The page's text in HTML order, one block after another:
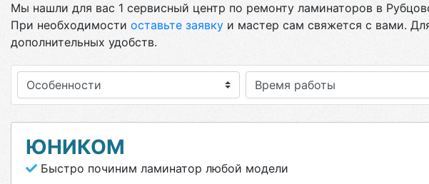
Мы нашли для вас 1 сервисный центр по ремонту ламинаторов в
При необходимости оставьте заявку и мастер сам свяжется с вами.
дополнительных удобств.
Особенности
ЮНИКОМ
Быстро починим ламинатор любой модели